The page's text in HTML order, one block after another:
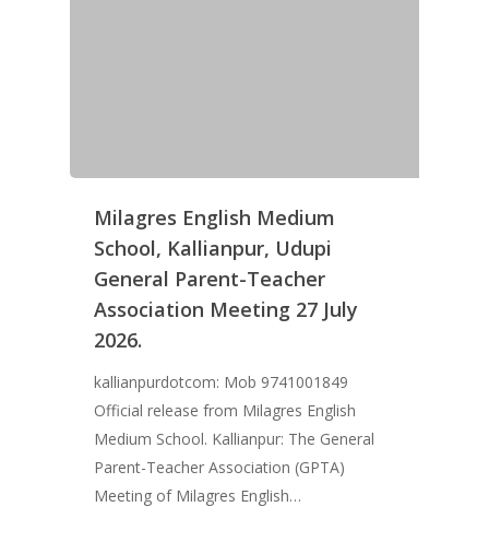
Milagres English Medium
School, Kallianpur, Udupi
General Parent-Teacher
Association Meeting 27 July
2026.
kallianpurdotcom: Mob 9741001849
Official release from Milagres English
Medium School. Kallianpur: The General
Parent-Teacher Association (GPTA)
Meeting of Milagres English…